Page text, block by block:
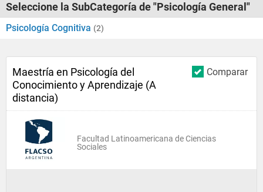
Seleccione la SubCategoría de "Psicología General"
Psicología Cognitiva (2)
Comparar
Maestría en Psicología del
Conocimiento y Aprendizaje (A
distancia)
Facultad Latinoamericana de Ciencias
Sociales